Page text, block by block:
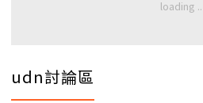
udn討論區